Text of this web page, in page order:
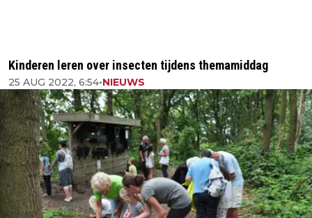
Kinderen leren over insecten tijdens themamiddag
25 AUG 2022, 6:54•NIEUWS